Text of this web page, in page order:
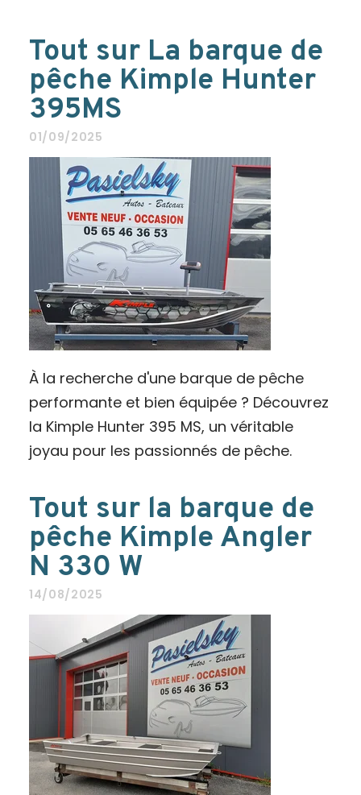
Tout sur La barque de
pêche Kimple Hunter
395MS
01/09/2025
À la recherche d'une barque de pêche
performante et bien équipée ? Découvrez
la Kimple Hunter 395 MS, un véritable
joyau pour les passionnés de pêche.
Tout sur la barque de
pêche Kimple Angler
N 330 W
14/08/2025